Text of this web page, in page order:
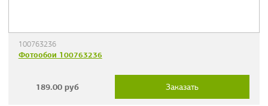
100763236
Фотообои 100763236
189.00 руб Заказать